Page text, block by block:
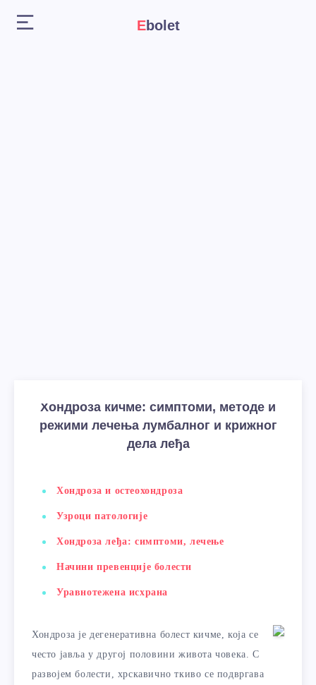
Ebolet
Хондроза кичме: симптоми, методе и
режими лечења лумбалног и крижног
дела леђа
Хондроза и остеохондроза
Узроци патологије
Хондроза леђа: симптоми, лечење
Начини превенције болести
Уравнотежена исхрана
Хондроза је дегенеративна болест кичме, која се
често јавља у другој половини живота човека. С
развојем болести, хрскавично ткиво се подвргава